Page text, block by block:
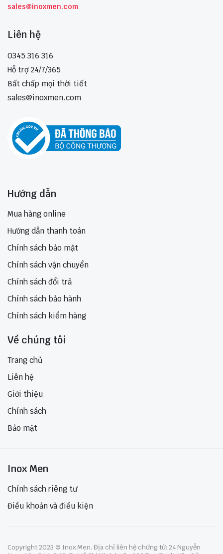
sales@inoxmen.com
Liên hệ
0345 316 316
Hỗ trợ 24/7/365
Bất chấp mọi thời tiết
sales@inoxmen.com
Hướng dẫn
Mua hàng online
Hướng dẫn thanh toán
Chính sách bảo mật
Chính sách vận chuyển
Chính sách đổi trả
Chính sách bảo hành
Chính sách kiểm hàng
Về chúng tôi
Trang chủ
Liên hệ
Giới thiệu
Chính sách
Bảo mật
Inox Men
Chính sách riêng tư
Điều khoản và điều kiện
Copyright 2023 © Inox Men. Địa chỉ liên hệ chứng từ: 24 Nguyễn